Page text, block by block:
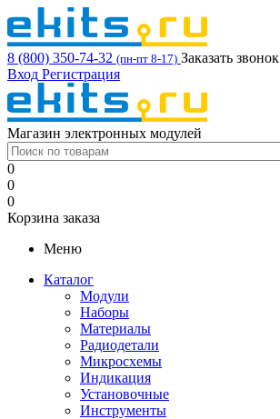
8 (800) 350-74-32 (пн-пт 8-17) Заказать звонок
Вход Регистрация
Магазин электронных модулей
0
0
0
Корзина заказа
Меню
Каталог
Модули
Наборы
Материалы
Радиодетали
Микросхемы
Индикация
Установочные
Инструменты